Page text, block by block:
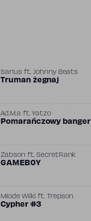
Sariusft.Johnny Beats
Truman żegnaj
Ad.M.a ft.Yatzo
Pomarańczowy banger
Żabson ft. SecretRank
GAMEB0Y
Młode Wilki ft. Trepson
Cypher #3